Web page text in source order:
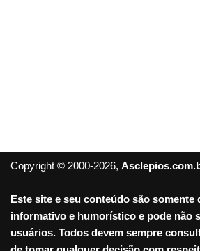
Copyright © 2000-2026,
Este site e seu conteúdo são somente
informativo e humorístico e pode não
usuários. Todos devem sempre